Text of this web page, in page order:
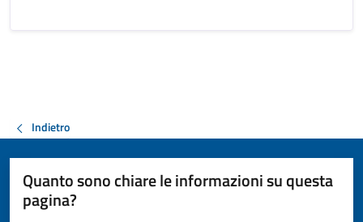
Indietro
Quanto sono chiare le informazioni su questa
pagina?